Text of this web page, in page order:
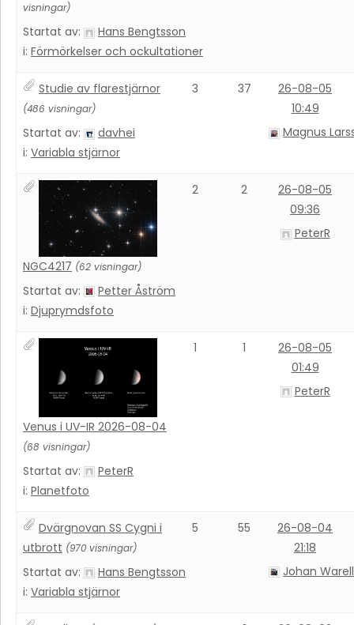
visningar)
Startat av:
Hans Bengtsson
i: Förmörkelser och ockultationer
Studie av flarestjärnor
(486 visningar)
Startat av:
davhei
i: Variabla stjärnor
3 37
26-08-05
10:49
Magnus
NGC4217 (62 visningar)
Startat av:
Petter Åström
i: Djuprymdsfoto
2 2
26-08-05
09:36
PeterR
Venus i UV-IR 2026-08-04
(68 visningar)
Startat av:
PeterR
i: Planetfoto
1 1
26-08-05
01:49
PeterR
Dvärgnovan SS Cygni i
utbrott (970 visningar)
Startat av:
Hans Bengtsson
i: Variabla stjärnor
5 55
26-08-04
21:18
Johan Warell